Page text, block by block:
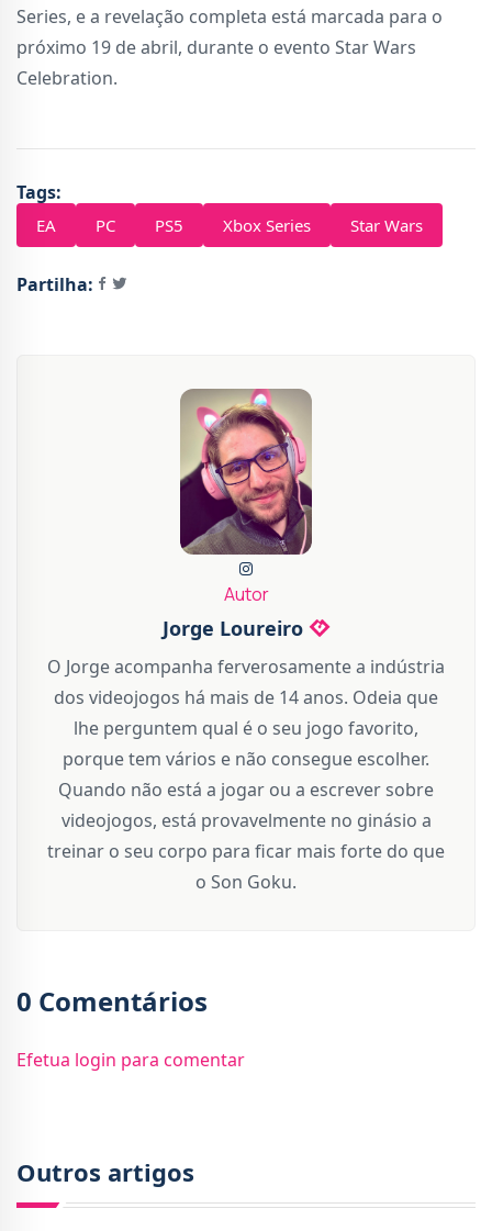
Series, e a revelação completa está marcada para o
próximo 19 de abril, durante o evento Star Wars
Celebration.
Tags:
EA PC PS5 Xbox Series Star Wars
Partilha:
Autor
Jorge Loureiro
O Jorge acompanha ferverosamente a indústria
dos videojogos há mais de 14 anos. Odeia que
lhe perguntem qual é o seu jogo favorito,
porque tem vários e não consegue escolher.
Quando não está a jogar ou a escrever sobre
videojogos, está provavelmente no ginásio a
treinar o seu corpo para ficar mais forte do que
o Son Goku.
0 Comentários
Efetua login para comentar
Outros artigos